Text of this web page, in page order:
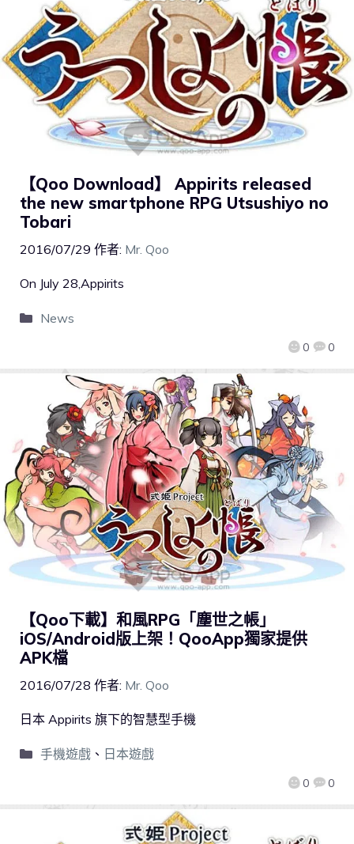
【Qoo Download】 Appirits released
the new smartphone RPG Utsushiyo no
Tobari
2016/07/29 作者: Mr. Qoo
0 0
On July 28,Appirits
News
【Qoo下載】和風RPG「塵世之帳」
iOS/Android版上架！QooApp獨家提供
APK檔
2016/07/28 作者: Mr. Qoo
0 0
日本 Appirits 旗下的智慧型手機
手機遊戲、 日本遊戲